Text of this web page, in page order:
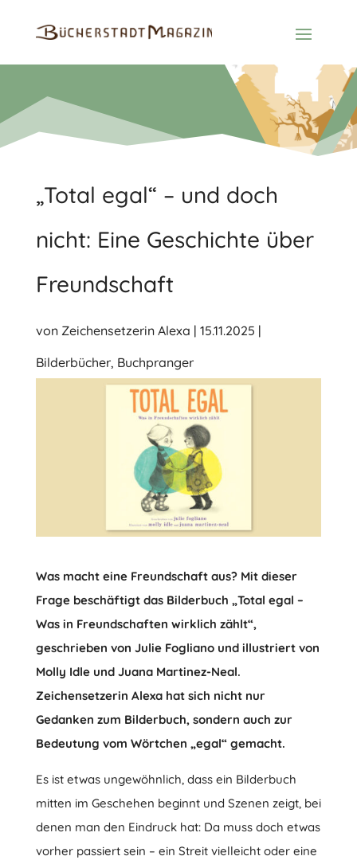
„Total egal“ – und doch
nicht: Eine Geschichte über
Freundschaft
von Zeichensetzerin Alexa | 15.11.2025 |
Bilderbücher, Buchpranger
Was macht eine Freundschaft aus? Mit dieser
Frage beschäftigt das Bilderbuch „Total egal –
Was in Freundschaften wirklich zählt“,
geschrieben von Julie Fogliano und illustriert von
Molly Idle und Juana Martinez-Neal.
Zeichensetzerin Alexa hat sich nicht nur
Gedanken zum Bilderbuch, sondern auch zur
Bedeutung vom Wörtchen „egal“ gemacht.
Es ist etwas ungewöhnlich, dass ein Bilderbuch
mitten im Geschehen beginnt und Szenen zeigt, bei
denen man den Eindruck hat: Da muss doch etwas
vorher passiert sein – ein Streit vielleicht oder eine